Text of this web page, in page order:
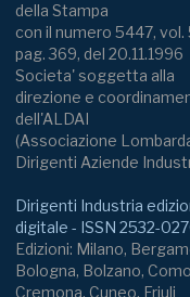
della Stampa
con il numero 5447, vol.
pag. 369, del 20.11.1996
Societa' soggetta alla
direzione e
dell'ALDAI
(Associazione
Dirigenti Aziende
Dirigenti Industria
digitale - ISSN 2532-
Edizioni: Milano,
Bologna, Bolzano,
Cremona, Cuneo, Friuli